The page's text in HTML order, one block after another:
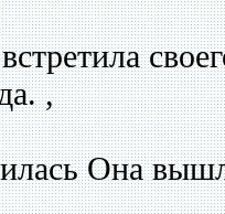
,
Она